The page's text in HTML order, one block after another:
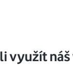
dat a SMS v síti
Turbo, Připojení
Standard/
je
využít náš